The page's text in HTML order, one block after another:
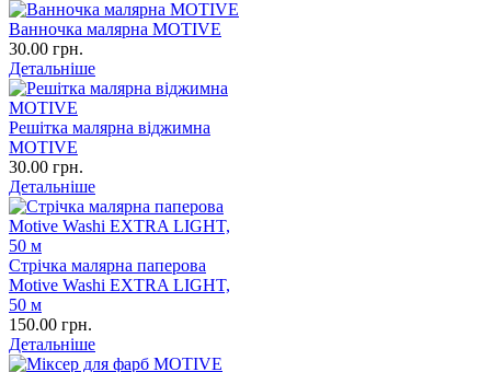
Ванночка малярна MOTIVE
30.00 грн.
Детальніше
Решітка малярна віджимна
MOTIVE
30.00 грн.
Детальніше
Стрічка малярна паперова
Motive Washi EXTRA LIGHT,
50 м
150.00 грн.
Детальніше